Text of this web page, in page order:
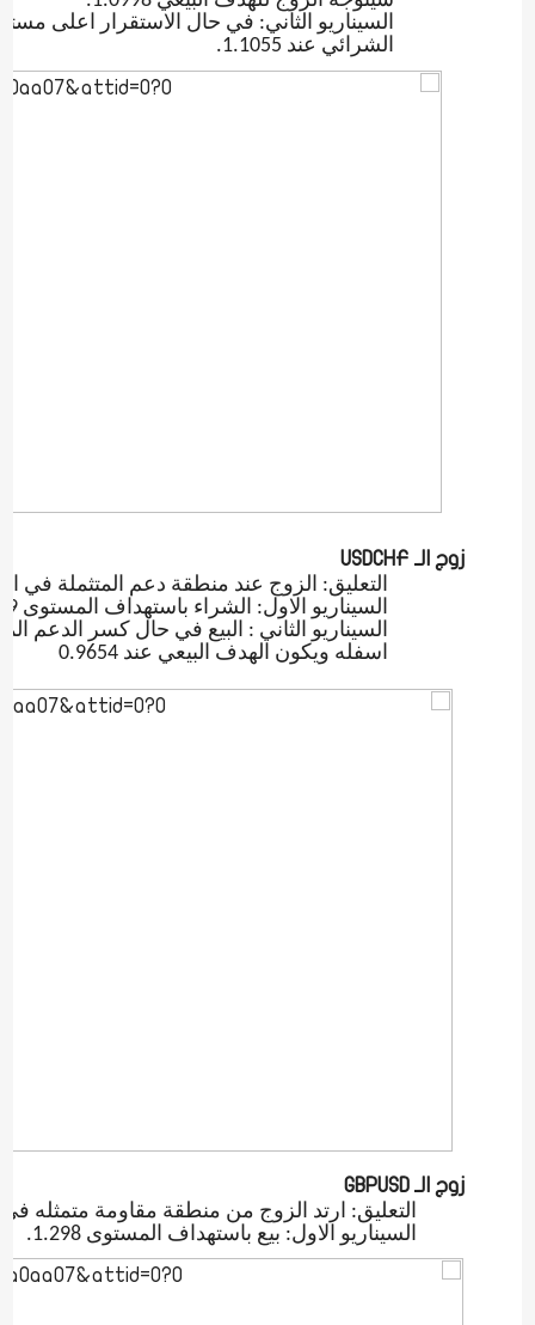
السيناريو الثاني: في حال الاستقرار اعلى
الشرائي عند 1.1055.
زوج الـ USDCHF
التعليق: الزوج عند منطقة دعم المتثملة في
السيناريو الاول: الشراء باستهداف المستوى 0.9709.
السيناريو الثاني : البيع في حال كسر الدعم
اسفله ويكون الهدف البيعي عند 0.9654
زوج الـGBPUSD
التعليق: ارتد الزوج من منطقة مقاومة متمثله في
السيناريو الاول: بيع باستهداف المستوى 1.298.